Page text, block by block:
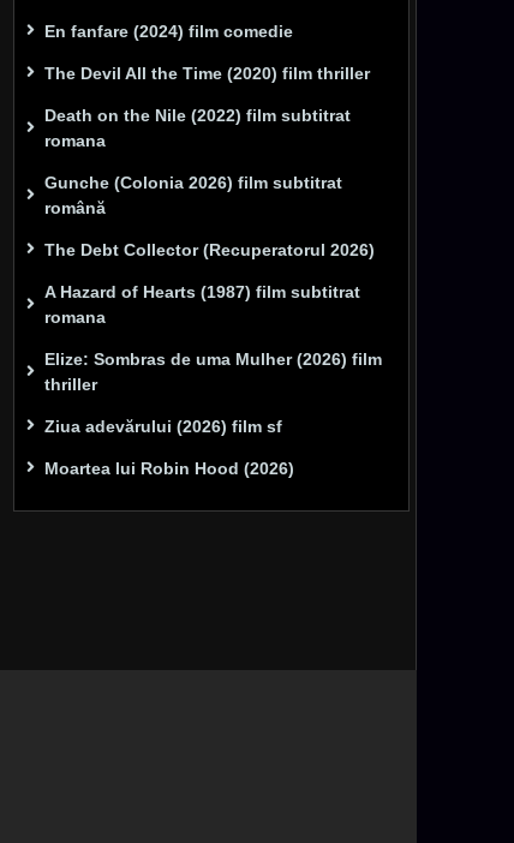
En fanfare (2024) film comedie
The Devil All the Time (2020) film thriller
Death on the Nile (2022) film subtitrat
romana
Gunche (Colonia 2026) film subtitrat
română
The Debt Collector (Recuperatorul 2026)
A Hazard of Hearts (1987) film subtitrat
romana
Elize: Sombras de uma Mulher (2026) film
thriller
Ziua adevărului (2026) film sf
Moartea lui Robin Hood (2026)